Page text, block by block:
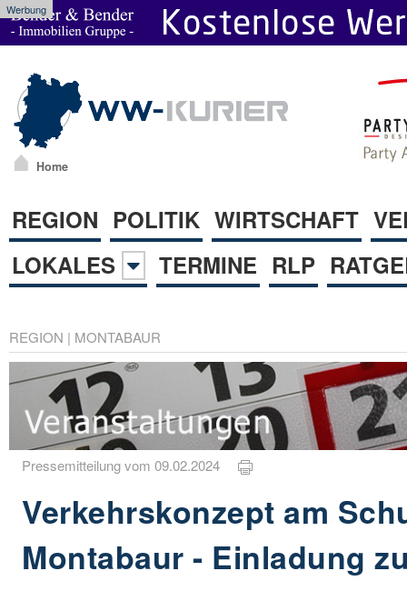
Werbung
Home
REGION POLITIK WIRTSCHAFT
LOKALES
TERMINE RLP
REGION | MONTABAUR
Pressemitteilung vom 09.02.2024
Verkehrskonzept am
Montabaur - Einladung